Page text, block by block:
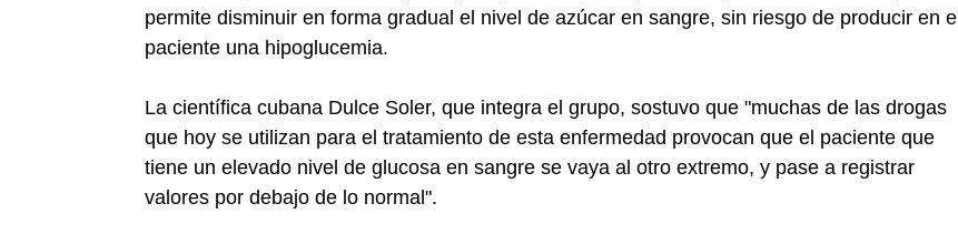
permite disminuir en forma gradual el nivel de azúcar en sangre, sin riesgo de producir en el
paciente una hipoglucemia.
La científica cubana Dulce Soler, que integra el grupo, sostuvo que "muchas de las drogas
que hoy se utilizan para el tratamiento de esta enfermedad provocan que el paciente que
tiene un elevado nivel de glucosa en sangre se vaya al otro extremo, y pase a registrar
valores por debajo de lo normal".